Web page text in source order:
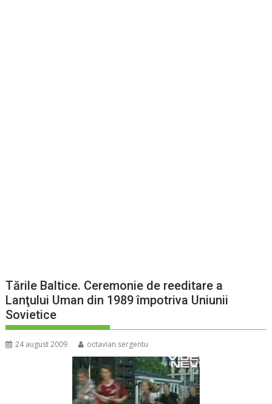
Tările Baltice. Ceremonie de reeditare a
Lanţului Uman din 1989 împotriva Uniunii
Sovietice
24 august 2009 octavian.sergentu